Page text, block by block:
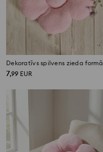
Dekoratīvs spilvens zieda formā
7,99 EUR